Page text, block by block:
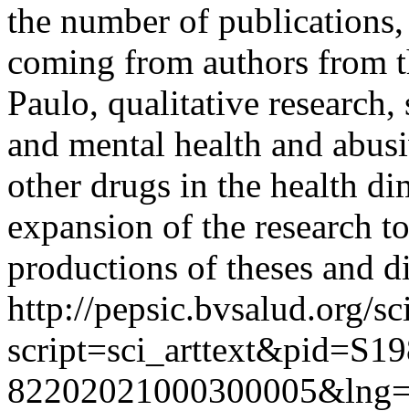
the number of
coming from authors from
Paulo, qualitative
and mental health and
other drugs in the health
expansion of the research
productions of theses and
http://pepsic.bvsalud.org/